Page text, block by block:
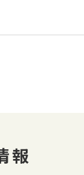
報